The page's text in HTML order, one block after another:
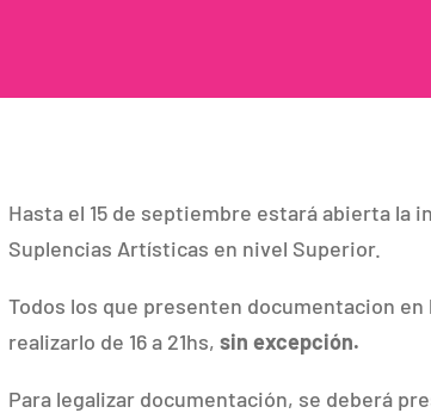
Hasta el 15 de septiembre estará abierta la
Suplencias Artísticas en nivel Superior.
Todos los que presenten documentacion en
realizarlo de 16 a 21hs, sin excepción.
Para legalizar documentación, se deberá